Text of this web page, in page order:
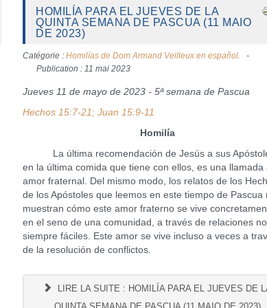
HOMILÍA PARA EL JUEVES DE LA
QUINTA SEMANA DE PASCUA (11 MAIO
DE 2023)
Catégorie :Homilías de Dom Armand Veilleux en español.
Publication : 11 mai 2023
Jueves 11 de mayo de 2023 - 5ª semana de Pascua
Hechos 15:7-21; Juan 15:9-11
Homilía
La última recomendación de Jesús a sus
en la última comida que tiene con ellos, es una llamada
amor fraternal. Del mismo modo, los relatos de los
de los Apóstoles que leemos en este tiempo de Pascua
muestran cómo este amor fraterno se vive
en el seno de una comunidad, a través de relaciones no
siempre fáciles. Este amor se vive incluso a veces a
de la resolución de conflictos.
LIRE LA SUITE : HOMILÍA PARA EL JUEVES DE